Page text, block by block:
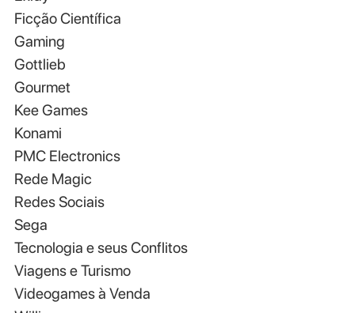
Ficção Científica
Gaming
Gottlieb
Gourmet
Kee Games
Konami
PMC Electronics
Rede Magic
Redes Sociais
Sega
Tecnologia e seus Conflitos
Viagens e Turismo
Videogames à Venda